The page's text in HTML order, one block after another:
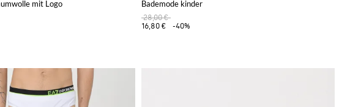
mit Logo Bademode kinder
28,00 €
16,80 €
-40%